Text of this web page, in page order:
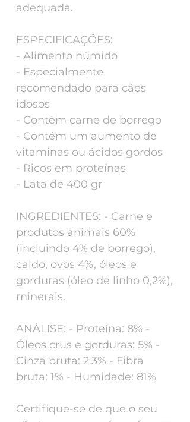
adequada.
ESPECIFICAÇÕES:
- Alimento húmido
- Especialmente
recomendado para cães
idosos
- Contém carne de borrego
- Contém um aumento de
vitaminas ou ácidos gordos
- Ricos em proteínas
- Lata de 400 gr
INGREDIENTES: - Carne e
produtos animais 60%
(incluindo 4% de borrego),
caldo, ovos 4%, óleos e
gorduras (óleo de linho 0,2%),
minerais.
ANÁLISE: - Proteína: 8% -
Óleos crus e gorduras: 5% -
Cinza bruta: 2.3% - Fibra
bruta: 1% - Humidade: 81%
Certifique-se de que o seu